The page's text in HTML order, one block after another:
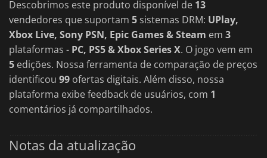
Descobrimos este produto disponível de 13
vendedores que suportam 5 sistemas DRM: UPlay,
Xbox Live, Sony PSN, Epic Games & Steam em 3
plataformas - PC, PS5 & Xbox Series X. O jogo vem em
5 edições. Nossa ferramenta de comparação de preços
identificou 99 ofertas digitais. Além disso, nossa
plataforma exibe feedback de usuários, com 1
comentários já compartilhados.
Notas da atualização